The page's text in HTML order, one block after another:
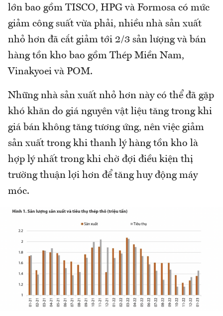
lớn bao gồm TISCO, HPG và Formosa có mức
giảm công suất vừa phải, nhiều nhà sản xuất
nhỏ hơn đã cắt giảm tới 2/3 sản lượng và bán
hàng tồn kho bao gồm Thép Miền Nam,
Vinakyoei và POM.
Những nhà sản xuất nhỏ hơn này có thể đã gặp
khó khăn do giá nguyên vật liệu tăng trong khi
giá bán không tăng tương ứng, nên việc giảm
sản xuất trong khi thanh lý hàng tồn kho là
hợp lý nhất trong khi chờ đợi điều kiện thị
trường thuận lợi hơn để tăng huy động máy
móc.